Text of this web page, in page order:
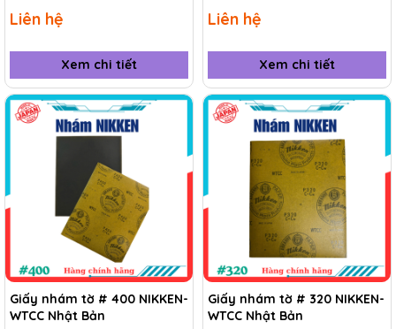
Liên hệ
Xem chi tiết
Liên hệ
Xem chi tiết
Giấy nhám tờ # 400 NIKKEN-
WTCC Nhật Bản
Giấy nhám tờ # 320 NIKKEN-
WTCC Nhật Bản